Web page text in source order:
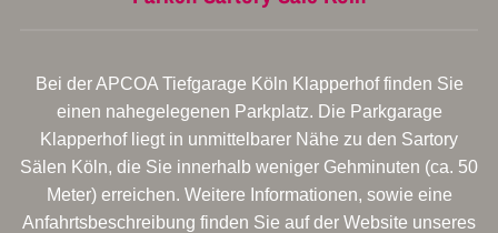
Bei der APCOA Tiefgarage Köln Klapperhof finden Sie
einen nahegelegenen Parkplatz. Die Parkgarage
Klapperhof liegt in unmittelbarer Nähe zu den Sartory
Sälen Köln, die Sie innerhalb weniger Gehminuten (ca. 50
Meter) erreichen. Weitere Informationen, sowie eine
Anfahrtsbeschreibung finden Sie auf der Website unseres